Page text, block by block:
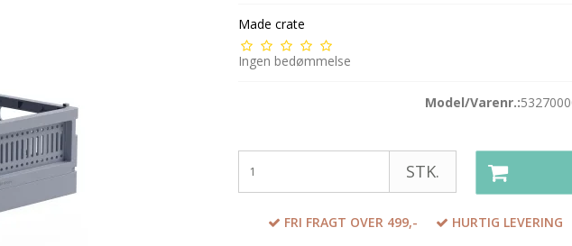
Made crate
Ingen bedømmelse
Model/Varenr.:
STK.
FRI FRAGT OVER 499,- HURTIG LEVERING